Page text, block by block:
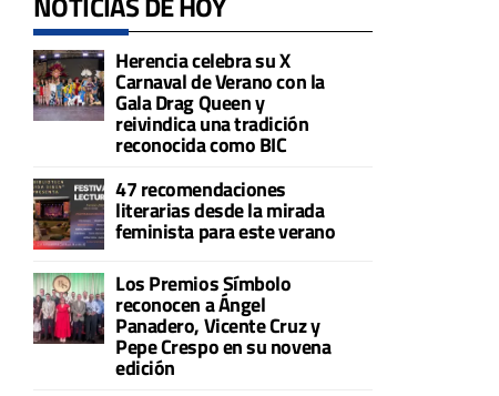
Herencia celebra su X
Carnaval de Verano con la
Gala Drag Queen y
reivindica una tradición
reconocida como BIC
47 recomendaciones
literarias desde la mirada
feminista para este verano
Los Premios Símbolo
reconocen a Ángel
Panadero, Vicente Cruz y
Pepe Crespo en su novena
edición